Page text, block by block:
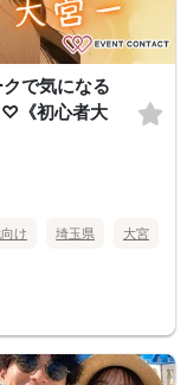
で気になる
♡《初心者大
け 埼玉県 大宮